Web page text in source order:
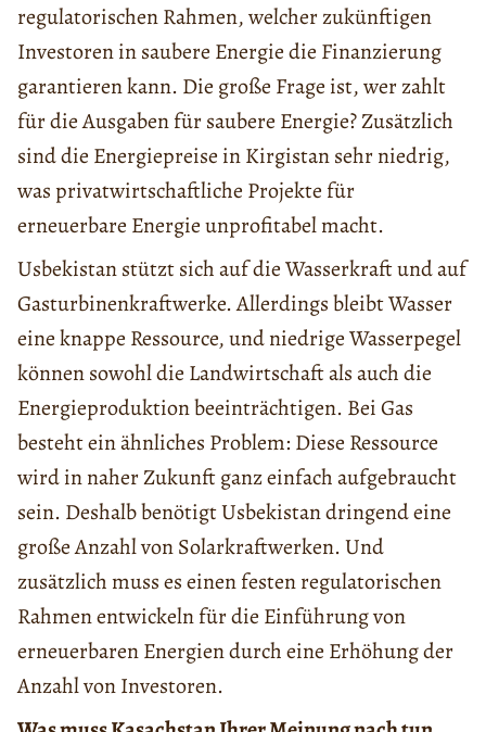
regulatorischen Rahmen, welcher zukünftigen
Investoren in saubere Energie die Finanzierung
garantieren kann. Die große Frage ist, wer zahlt
für die Ausgaben für saubere Energie? Zusätzlich
sind die Energiepreise in Kirgistan sehr niedrig,
was privatwirtschaftliche Projekte für
erneuerbare Energie unprofitabel macht.
Usbekistan stützt sich auf die Wasserkraft und auf
Gasturbinenkraftwerke. Allerdings bleibt Wasser
eine knappe Ressource, und niedrige Wasserpegel
können sowohl die Landwirtschaft als auch die
Energieproduktion beeinträchtigen. Bei Gas
besteht ein ähnliches Problem: Diese Ressource
wird in naher Zukunft ganz einfach aufgebraucht
sein. Deshalb benötigt Usbekistan dringend eine
große Anzahl von Solarkraftwerken. Und
zusätzlich muss es einen festen regulatorischen
Rahmen entwickeln für die Einführung von
erneuerbaren Energien durch eine Erhöhung der
Anzahl von Investoren.